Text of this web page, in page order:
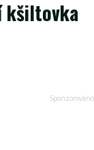
kšiltovka